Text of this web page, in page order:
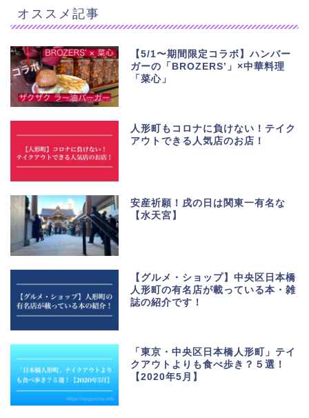
オススメ記事
【5/1〜期間限定コラボ】ハンバー
ガーの「BROZERS’」×中華料理
「菜心」
人形町もコロナに負けない！テイク
アウトできる人気店のお店！
安産祈願！戌の日は関東一有名な
【水天宮】
【グルメ・ショップ】中央区日本橋
人形町の有名店が載っている本・雑
誌の紹介です！
「東京・中央区日本橋人形町」テイ
クアウトよりも食べ歩き？５選！
【2020年5月】